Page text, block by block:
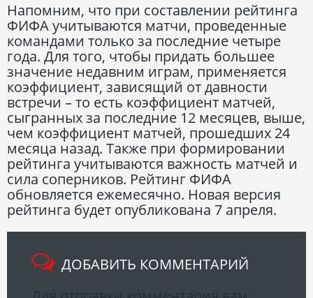
Напомним, что при составлении рейтинга
ФИФА учитываются матчи, проведенные
командами только за последние четыре
года. Для того, чтобы придать большее
значение недавним играм, применяется
коэффициент, зависящий от давности
встречи – то есть коэффициент матчей,
сыгранных за последние 12 месяцев, выше,
чем коэффициент матчей, прошедших 24
месяца назад. Также при формировании
рейтинга учитываются важность матчей и
сила соперников. Рейтинг ФИФА
обновляется ежемесячно. Новая версия
рейтинга будет опубликована 7 апреля.
ДОБАВИТЬ КОММЕНТАРИЙ